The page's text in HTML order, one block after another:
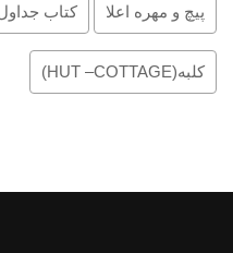
پیچ و مهره اعلا کتاب
کلبه(HUT –COTTAGE)